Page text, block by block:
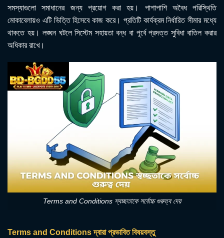
সমস্যাগুলো সমাধানের জন্য প্রয়োগ করা হয়। পাশাপাশি অবৈধ পরিস্থিতি
মোকাবেলায়ও এটি ভিত্তি হিসেবে কাজ করে। প্রতিটি কার্যক্রম নির্ধারিত সীমার মধ্যে
থাকতে হয়। লঙ্ঘন ঘটলে সিস্টেম সহায়তা বন্ধ বা পূর্বে প্রদত্ত সুবিধা বাতিল করার
অধিকার রাখে।
Terms and Conditions স্বচ্ছতাকে সর্বোচ্চ গুরুত্ব দেয়
Terms and Conditions দ্বারা প্রভাবিত বিষয়বস্তু